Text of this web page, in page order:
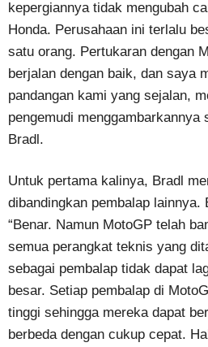
kepergiannya tidak mengubah
Honda. Perusahaan ini terlalu
satu orang. Pertukaran dengan
berjalan dengan baik, dan saya
pandangan kami yang sejalan,
pengemudi menggambarkannya
Bradl.
Untuk pertama kalinya, Bradl
dibandingkan pembalap lainnya.
“Benar. Namun MotoGP telah
semua perangkat teknis yang
sebagai pembalap tidak dapat
besar. Setiap pembalap di
tinggi sehingga mereka dapat
berbeda dengan cukup cepat.